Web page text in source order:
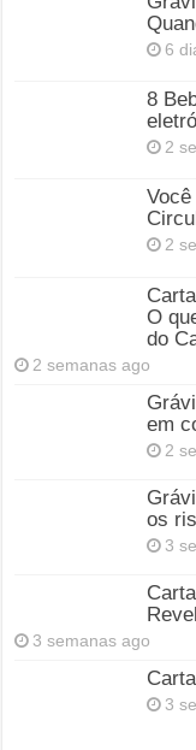
6
8
2
2
O
do
2 semanas ago
em
2
os
3
3 semanas ago
3